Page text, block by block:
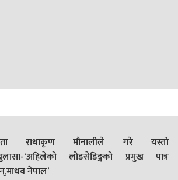
राधाकृण मौनालीले गरे यस्तो
‘अहिलेको लोडसेडिङ्गको प्रमुख पात्र
नेपाल’